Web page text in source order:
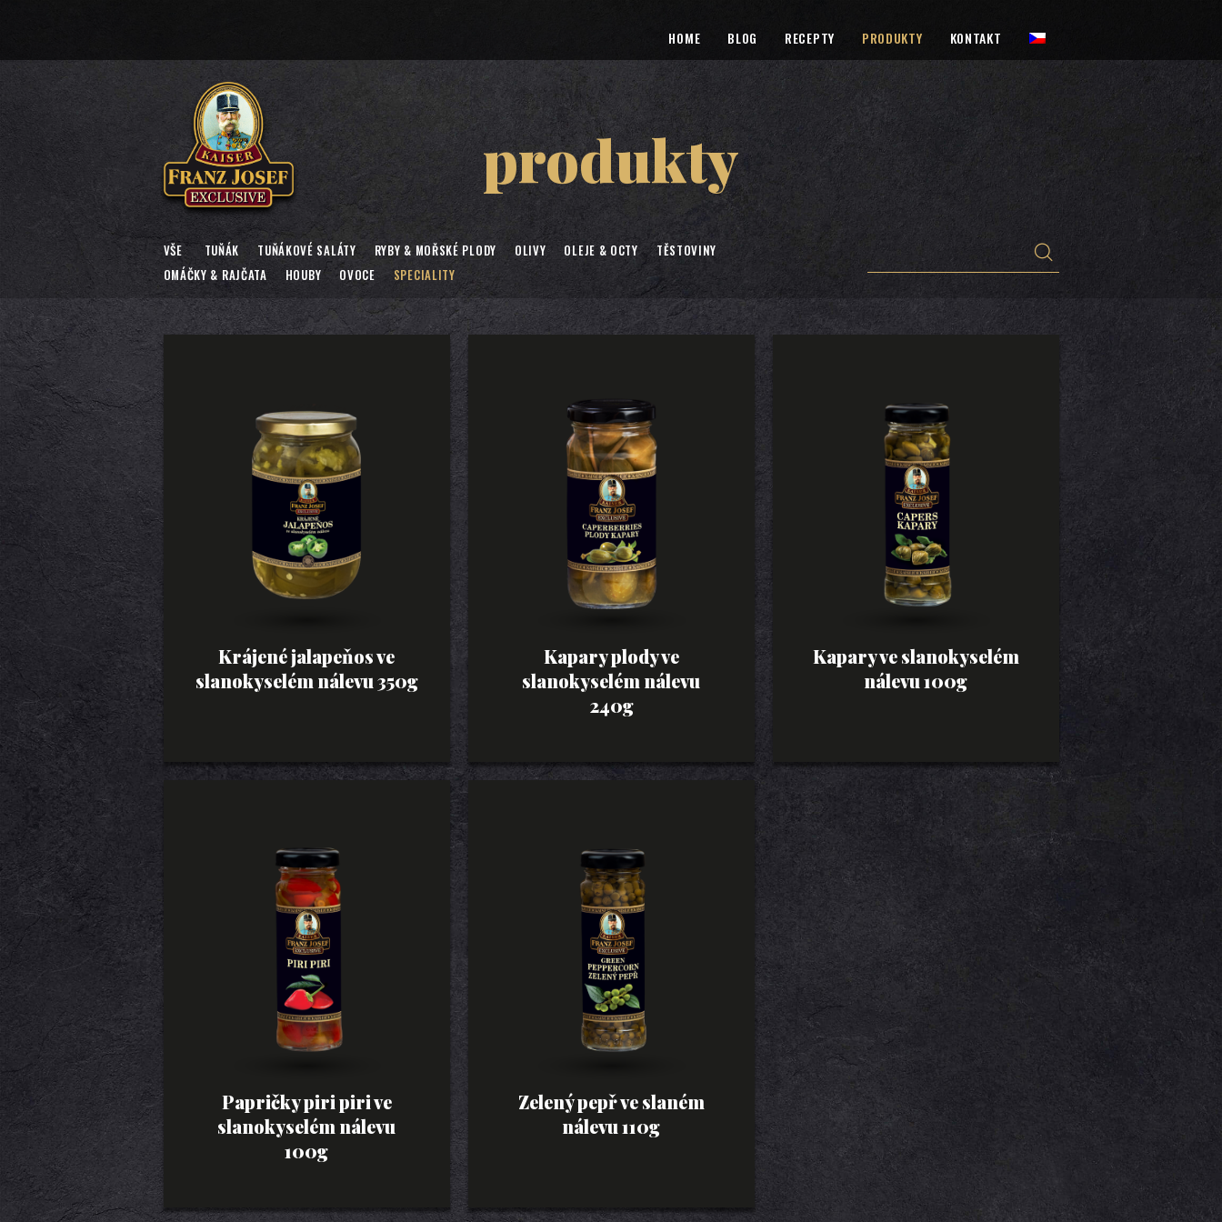
HOME BLOG RECEPTY PRODUKTY KONTAKT
produkty
VŠE TUŇÁK TUŇÁKOVÉ SALÁTY RYBY & MOŘSKÉ PLODY OLIVY OLEJE & OCTY
TĚSTOVINY
OMÁČKY & RAJČATA
HOUBY OVOCE SPECIALITY
Krájené jalapeňos ve
slanokyselém nálevu 350g
Kapary plody ve
slanokyselém nálevu
240g
Kapary ve slanokyselém
nálevu 100g
Papričky piri piri ve
slanokyselém nálevu
100g
Zelený pepř ve slaném
nálevu 110g